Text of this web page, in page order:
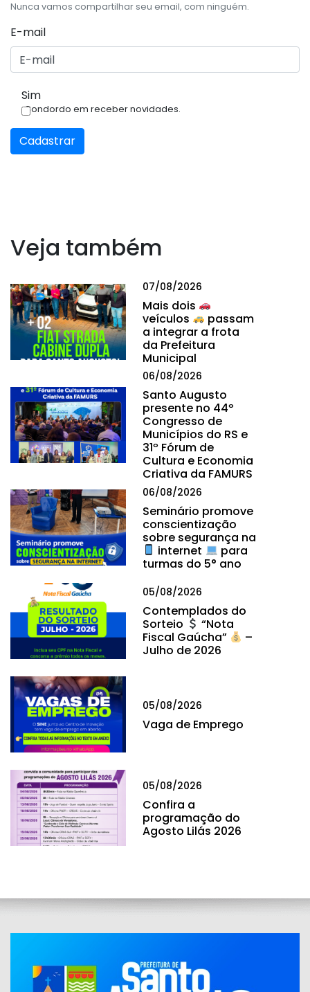
Nunca vamos compartilhar seu email, com ninguém.
E-mail
Sim
Condordo em receber novidades.
Cadastrar
Veja também
07/08/2026
Mais dois
veículos
passam
a integrar a frota
da Prefeitura
Municipal
06/08/2026
Santo Augusto
presente no 44º
Congresso de
Municípios do RS e
31º Fórum de
Cultura e Economia
Criativa da FAMURS
06/08/2026
Seminário promove
conscientização
sobre segurança na
internet
para
turmas do 5° ano
05/08/2026
Contemplados do
Sorteio
“Nota
Fiscal Gaúcha”
–
Julho de 2026
05/08/2026
Vaga de Emprego
05/08/2026
Confira a
programação do
Agosto Lilás 2026